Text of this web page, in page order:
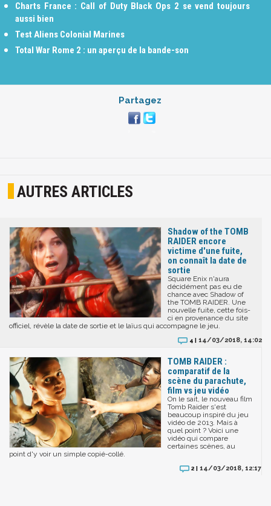
Charts France : Call of Duty Black Ops 2 se vend toujours
aussi bien
Test Aliens Colonial Marines
Total War Rome 2 : un aperçu de la bande-son
Partagez
AUTRES ARTICLES
Shadow of the TOMB
RAIDER encore
victime d'une fuite,
on connaît la date de
sortie
Square Enix n'aura
décidément pas eu de
chance avec Shadow of
the TOMB RAIDER. Une
nouvelle fuite, cette fois-
ci en provenance du site
officiel, révèle la date de sortie et le laïus qui accompagne le jeu.
4 | 14/03/2018, 14:02
TOMB RAIDER :
comparatif de la
scène du parachute,
film vs jeu vidéo
On le sait, le nouveau film
Tomb Raider s'est
beaucoup inspiré du jeu
vidéo de 2013. Mais à
quel point ? Voici une
vidéo qui compare
certaines scènes, au
point d'y voir un simple copié-collé.
2 | 14/03/2018, 12:17